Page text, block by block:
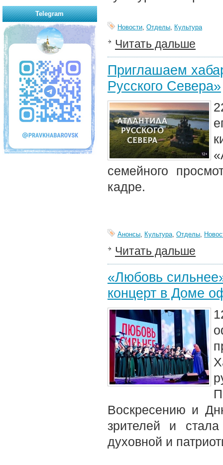
Новости, Отделы, Культура
Читать дальше
Приглашаем
Русского Севера»
семейного
кадре.
Анонсы, Культура, Отделы,
Читать дальше
«Любовь
концерт в Доме
Воскресению и
зрителей и
духовной и
Telegram